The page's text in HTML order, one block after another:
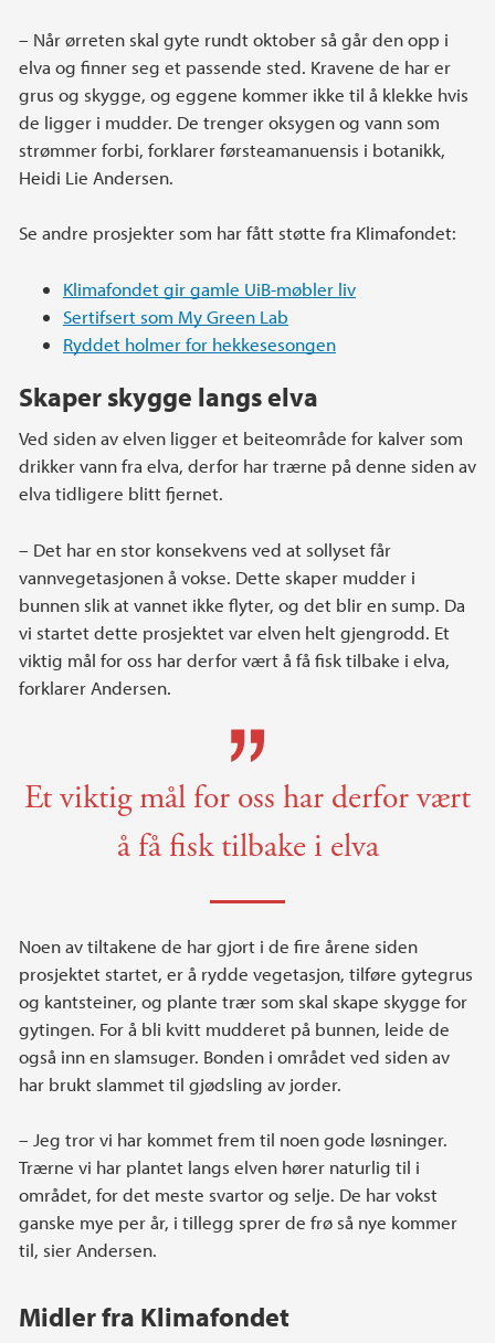
– Når ørreten skal gyte rundt oktober så går den opp i
elva og finner seg et passende sted. Kravene de har er
grus og skygge, og eggene kommer ikke til å klekke hvis
de ligger i mudder. De trenger oksygen og vann som
strømmer forbi, forklarer førsteamanuensis i botanikk,
Heidi Lie Andersen.
Se andre prosjekter som har fått støtte fra Klimafondet:
Klimafondet gir gamle UiB-møbler liv
Sertifsert som My Green Lab
Ryddet holmer for hekkesesongen
Skaper skygge langs elva
Ved siden av elven ligger et beiteområde for kalver som
drikker vann fra elva, derfor har trærne på denne siden av
elva tidligere blitt fjernet.
– Det har en stor konsekvens ved at sollyset får
vannvegetasjonen å vokse. Dette skaper mudder i
bunnen slik at vannet ikke flyter, og det blir en sump. Da
vi startet dette prosjektet var elven helt gjengrodd. Et
viktig mål for oss har derfor vært å få fisk tilbake i elva,
forklarer Andersen.
Et viktig mål for oss har derfor vært
å få fisk tilbake i elva
Noen av tiltakene de har gjort i de fire årene siden
prosjektet startet, er å rydde vegetasjon, tilføre gytegrus
og kantsteiner, og plante trær som skal skape skygge for
gytingen. For å bli kvitt mudderet på bunnen, leide de
også inn en slamsuger. Bonden i området ved siden av
har brukt slammet til gjødsling av jorder.
– Jeg tror vi har kommet frem til noen gode løsninger.
Trærne vi har plantet langs elven hører naturlig til i
området, for det meste svartor og selje. De har vokst
ganske mye per år, i tillegg sprer de frø så nye kommer
til, sier Andersen.
Midler fra Klimafondet